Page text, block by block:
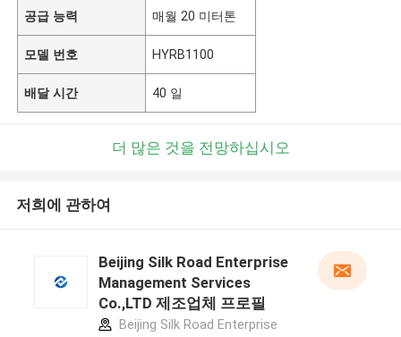
공급 능력 매월 20 미터톤
모델 번호 HYRB1100
배달 시간 40 일
더 많은 것을 전망하십시오
저희에 관하여
Beijing Silk Road Enterprise
Management Services
Co.,LTD 제조업체 프로필
Beijing Silk Road Enterprise